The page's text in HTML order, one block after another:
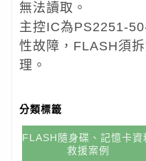
無法讀取。
主控IC為PS2251-
性故障，FLASH須
理。
分類標籤
FLASH隨身碟、記憶卡資
救援案例